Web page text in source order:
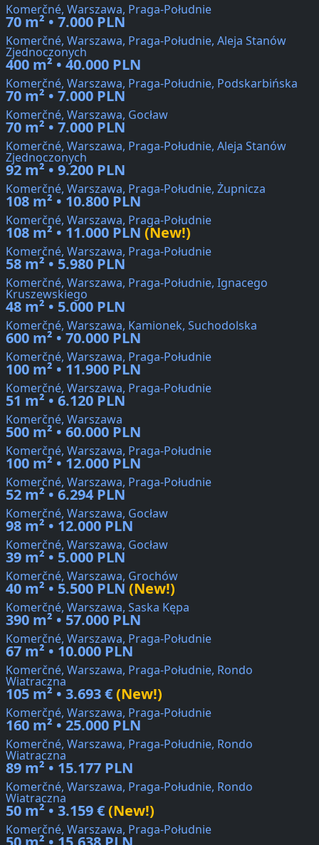
Komerčné, Warszawa, Praga-Południe
70 m² • 7.000 PLN
Komerčné, Warszawa, Praga-Południe, Aleja Stanów
Zjednoczonych
400 m² • 40.000 PLN
Komerčné, Warszawa, Praga-Południe, Podskarbińska
70 m² • 7.000 PLN
Komerčné, Warszawa, Gocław
70 m² • 7.000 PLN
Komerčné, Warszawa, Praga-Południe, Aleja Stanów
Zjednoczonych
92 m² • 9.200 PLN
Komerčné, Warszawa, Praga-Południe, Żupnicza
108 m² • 10.800 PLN
Komerčné, Warszawa, Praga-Południe
108 m² • 11.000 PLN (New!)
Komerčné, Warszawa, Praga-Południe
58 m² • 5.980 PLN
Komerčné, Warszawa, Praga-Południe, Ignacego
Kruszewskiego
48 m² • 5.000 PLN
Komerčné, Warszawa, Kamionek, Suchodolska
600 m² • 70.000 PLN
Komerčné, Warszawa, Praga-Południe
100 m² • 11.900 PLN
Komerčné, Warszawa, Praga-Południe
51 m² • 6.120 PLN
Komerčné, Warszawa
500 m² • 60.000 PLN
Komerčné, Warszawa, Praga-Południe
100 m² • 12.000 PLN
Komerčné, Warszawa, Praga-Południe
52 m² • 6.294 PLN
Komerčné, Warszawa, Gocław
98 m² • 12.000 PLN
Komerčné, Warszawa, Gocław
39 m² • 5.000 PLN
Komerčné, Warszawa, Grochów
40 m² • 5.500 PLN (New!)
Komerčné, Warszawa, Saska Kępa
390 m² • 57.000 PLN
Komerčné, Warszawa, Praga-Południe
67 m² • 10.000 PLN
Komerčné, Warszawa, Praga-Południe, Rondo
Wiatraczna
105 m² • 3.693 €(New!)
Komerčné, Warszawa, Praga-Południe
160 m² • 25.000 PLN
Komerčné, Warszawa, Praga-Południe, Rondo
Wiatraczna
89 m² • 15.177 PLN
Komerčné, Warszawa, Praga-Południe, Rondo
Wiatraczna
50 m² • 3.159 €(New!)
Komerčné, Warszawa, Praga-Południe